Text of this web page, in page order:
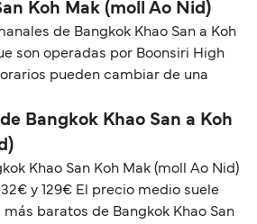
Koh Mak (moll Ao Nid)
de Bangkok Khao San a Koh
son operadas por Boonsiri High
pueden cambiar de una
Bangkok Khao San a Koh
Khao San Koh Mak (moll Ao Nid)
y 129€ El precio medio suele
baratos de Bangkok Khao San